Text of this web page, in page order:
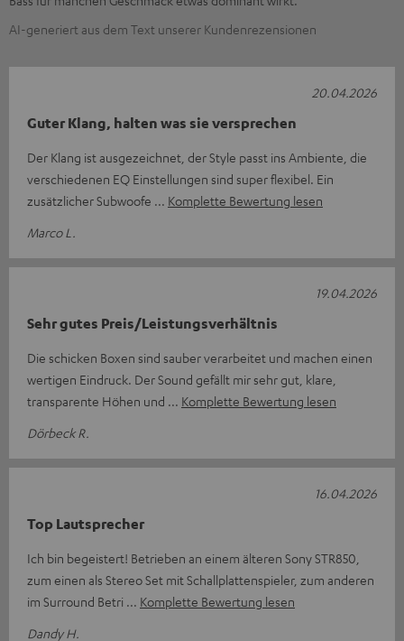
AI-generiert aus dem Text unserer Kundenrezensionen
Guter Klang, halten was sie versprechen
Der Klang ist ausgezeichnet, der Style passt ins Ambiente, die
verschiedenen EQ Einstellungen sind super flexibel. Ein
zusätzlicher Subwoofe
Komplette Bewertung lesen
Marco L.
20.04.2026
Sehr gutes Preis/Leistungsverhältnis
Die schicken Boxen sind sauber verarbeitet und machen einen
wertigen Eindruck. Der Sound gefällt mir sehr gut, klare,
transparente Höhen und
Komplette Bewertung lesen
Dörbeck R.
19.04.2026
Top Lautsprecher
Ich bin begeistert! Betrieben an einem älteren Sony STR850,
zum einen als Stereo Set mit Schallplattenspieler, zum anderen
im Surround Betri
Komplette Bewertung lesen
Dandy H.
16.04.2026